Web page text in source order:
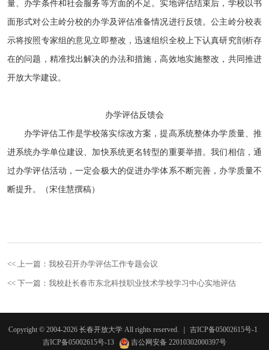
量、办学条件和社会服务等方面的不足。实地评估结束后，学校以书
面形式对公主岭分校的办学及评估准备情况进行反馈。公主岭分校表
示将按照专家组的意见立即整改，迅速组织全校上下认真研究剖析存
在的问题，精准找出解决的办法和措施，高效地实施整改，共同推进
开放大学建设。
办学评估反馈会
办学评估工作是学校落实综改方案，提高系统整体办学质量、推
进系统办学单位建设、加快系统更名转型的重要举措。我们相信，通
过办学评估活动，一定会极大的促进办学体系不断完善，办学质量不
断提升。（宋佳慧撰稿）
<< 上一篇：我校召开办学评估工作专题会议
<< 下一篇：我校赴长春市东北科技职业技术学校学习中心实地评估
Copyright © 2004-2026 长春开放大学 All rights reserved. ｜ 吉ICP备05002615号-1
吉ICP备05002615号-13
吉公网安备 22010302000397号